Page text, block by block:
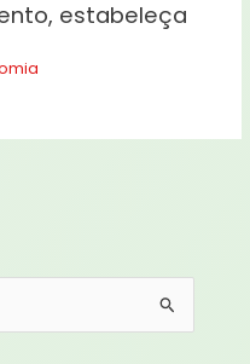
estabeleça